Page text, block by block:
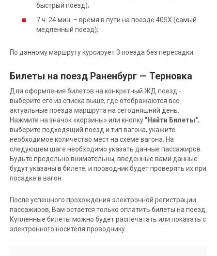
быстрый поезд);
7 ч. 24 мин. – время в пути на поезде 405Х (самый
медленный поезд);
По данному маршруту курсирует 3 поезда без пересадки.
Билеты на поезд Раненбург — Терновка
Для оформления билетов на конкретный ЖД поезд -
выберите его из списка выше, где отображаются все
актуальные поезда маршрута на сегодняшний день.
Нажмите на значок «корзины» или кнопку "Найти Билеты",
выберите подходящий поезд и тип вагона, укажите
необходимое количество мест на схеме вагона. На
следующем шаге необходимо указать данные пассажиров.
Будьте предельно внимательны, введенные вами данные
будут указаны в билете, и проводник будет проверять их при
посадке в вагон.
После успешного прохождения электронной регистрации
пассажиров, Вам остается только оплатить билеты на поезд.
Купленные билеты можно будет распечатать или показать с
электронного носителя проводнику.